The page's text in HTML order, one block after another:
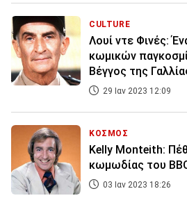
CULTURE
Λουί ντε Φινές:
κωμικών
Βέγγος της
29 Ιαν 2023 12:09
ΚΟΣΜΟΣ
Kelly Monteith:
κωμωδίας του
03 Ιαν 2023 18:26